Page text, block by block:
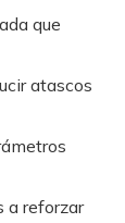
que
atascos
a reforzar